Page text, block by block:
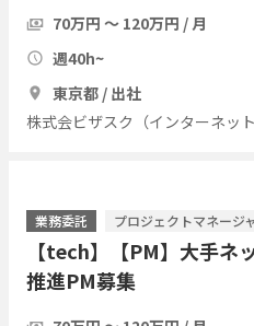
70万円 〜 120万円 / 月
週40h~
東京都 / 出社
株式会ビザスク（インターネット
業務委託
プロジェクトマネージ
【tech】【PM】大手ネ
推進PM募集